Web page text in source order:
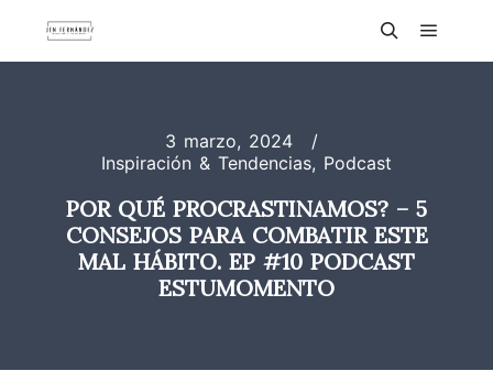
3 marzo, 2024
Inspiración & Tendencias, Podcast
POR QUÉ PROCRASTINAMOS? – 5
CONSEJOS PARA COMBATIR ESTE
MAL HÁBITO. EP #10 PODCAST
ESTUMOMENTO